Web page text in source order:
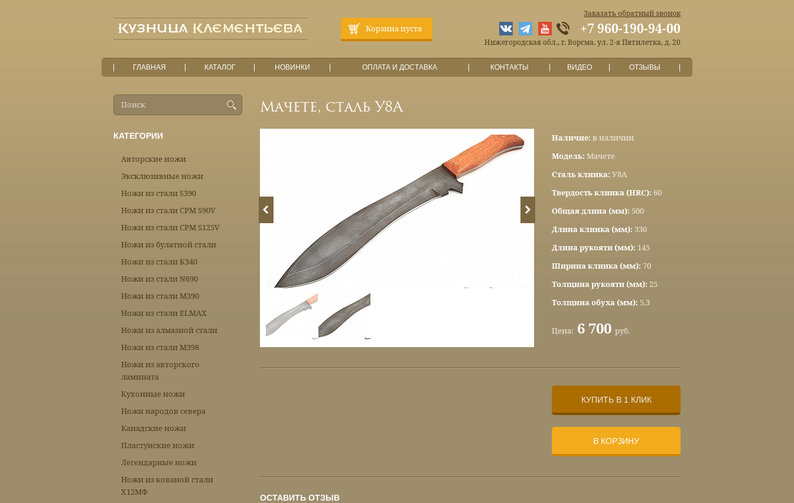
Корзина пуста
Заказать обратный звонок
+7 960-190-94-00
Нижегородская обл., г. Ворсма, ул. 2-я Пятилетка, д. 20
ГЛАВНАЯ КАТАЛОГ НОВИНКИ ОПЛАТА И ДОСТАВКА КОНТАКТЫ ВИДЕО ОТЗЫВЫ
Мачете, сталь У8А
Наличие: в наличии
Модель: Мачете
Сталь клинка: У8А
Твердость клинка (HRC): 60
Общая длина (мм): 500
Длина клинка (мм): 330
Длина рукояти (мм): 145
Ширина клинка (мм): 70
Толщина рукояти (мм): 25
Толщина обуха (мм): 5,3
Цена: 6 700 руб.
КУПИТЬ В 1 КЛИК
В КОРЗИНУ
ОСТАВИТЬ ОТЗЫВ
КАТЕГОРИИ
Авторские ножи
Эксклюзивные ножи
Ножи из стали S390
Ножи из стали CPM S90V
Ножи из стали CPM S125V
Ножи из булатной стали
Ножи из стали К340
Ножи из стали N690
Ножи из стали М390
Ножи из стали ELMAX
Ножи из алмазной стали
Ножи из стали М398
Ножи из авторского
ламината
Кухонные ножи
Ножи народов севера
Канадские ножи
Пластунские ножи
Легендарные ножи
Ножи из кованой стали
Х12МФ